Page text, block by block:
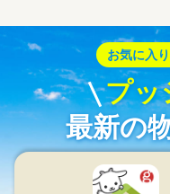
お気に入
プッ
最新の